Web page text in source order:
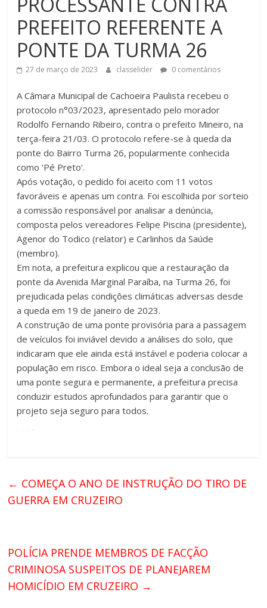
PREFEITO REFERENTE A
PONTE DA TURMA 26
27 de março de 2023 classelider 0 comentários
A Câmara Municipal de Cachoeira Paulista recebeu o
protocolo n°03/2023, apresentado pelo morador
Rodolfo Fernando Ribeiro, contra o prefeito Mineiro, na
terça-feira 21/03. O protocolo refere-se à queda da
ponte do Bairro Turma 26, popularmente conhecida
como ‘Pé Preto’.
Após votação, o pedido foi aceito com 11 votos
favoráveis e apenas um contra. Foi escolhida por sorteio
a comissão responsável por analisar a denúncia,
composta pelos vereadores Felipe Piscina (presidente),
Agenor do Todico (relator) e Carlinhos da Saúde
(membro).
Em nota, a prefeitura explicou que a restauração da
ponte da Avenida Marginal Paraíba, na Turma 26, foi
prejudicada pelas condições climáticas adversas desde
a queda em 19 de janeiro de 2023.
A construção de uma ponte provisória para a passagem
de veículos foi inviável devido a análises do solo, que
indicaram que ele ainda está instável e poderia colocar a
população em risco. Embora o ideal seja a conclusão de
uma ponte segura e permanente, a prefeitura precisa
conduzir estudos aprofundados para garantir que o
projeto seja seguro para todos.
← COMEÇA O ANO DE INSTRUÇÃO DO TIRO DE
GUERRA EM CRUZEIRO
POLÍCIA PRENDE MEMBROS DE FACÇÃO
CRIMINOSA SUSPEITOS DE PLANEJAREM
HOMICÍDIO EM CRUZEIRO →